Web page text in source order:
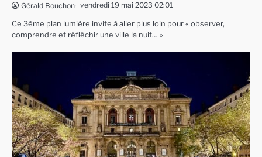
Gérald Bouchon vendredi 19 mai 2023 02:01
Ce 3ème plan lumière invite à aller plus loin pour « observer,
comprendre et réfléchir une ville la nuit… »